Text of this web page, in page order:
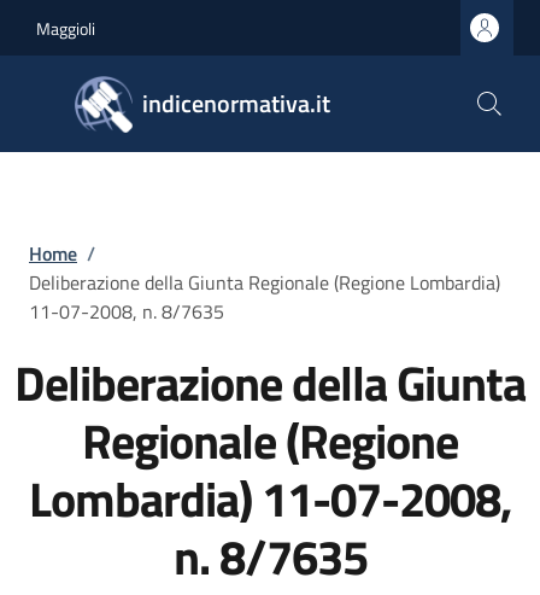
Maggioli
indicenormativa.it
Briciole di pane
Home /
Deliberazione della Giunta Regionale (Regione Lombardia)
11-07-2008, n. 8/7635
Deliberazione della Giunta
Regionale (Regione
Lombardia) 11-07-2008,
n. 8/7635